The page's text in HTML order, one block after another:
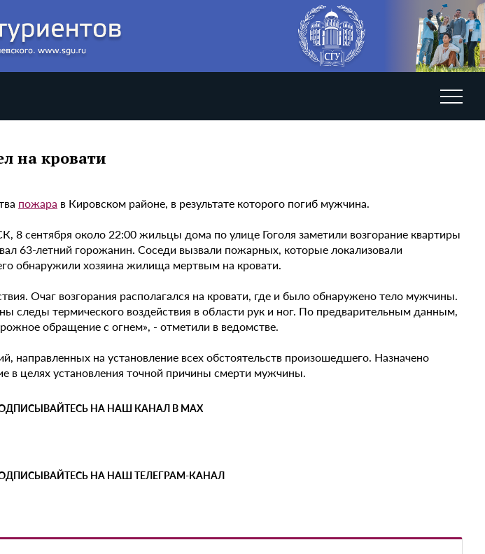
на кровати
пожара в Кировском районе, в результате которого погиб мужчина.
сентября около 22:00 жильцы дома по улице Гоголя заметили возгорание квартиры
63-летний горожанин. Соседи вызвали пожарных, которые локализовали
обнаружили хозяина жилища мертвым на кровати.
Очаг возгорания располагался на кровати, где и было обнаружено тело мужчины.
следы термического воздействия в области рук и ног. По предварительным данным,
обращение с огнем», - отметили в ведомстве.
направленных на установление всех обстоятельств произошедшего. Назначено
в целях установления точной причины смерти мужчины.
НА НАШ КАНАЛ В MAX
НА НАШ ТЕЛЕГРАМ-КАНАЛ